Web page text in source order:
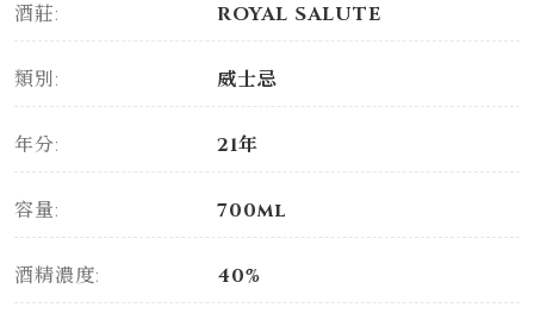
酒莊: ROYAL SALUTE
類別: 威士忌
年分: 21年
容量: 700ml
酒精濃度: 40%